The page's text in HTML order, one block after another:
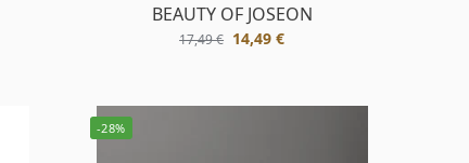
BEAUTY OF JOSEON
17,49€ 14,49€
-28%